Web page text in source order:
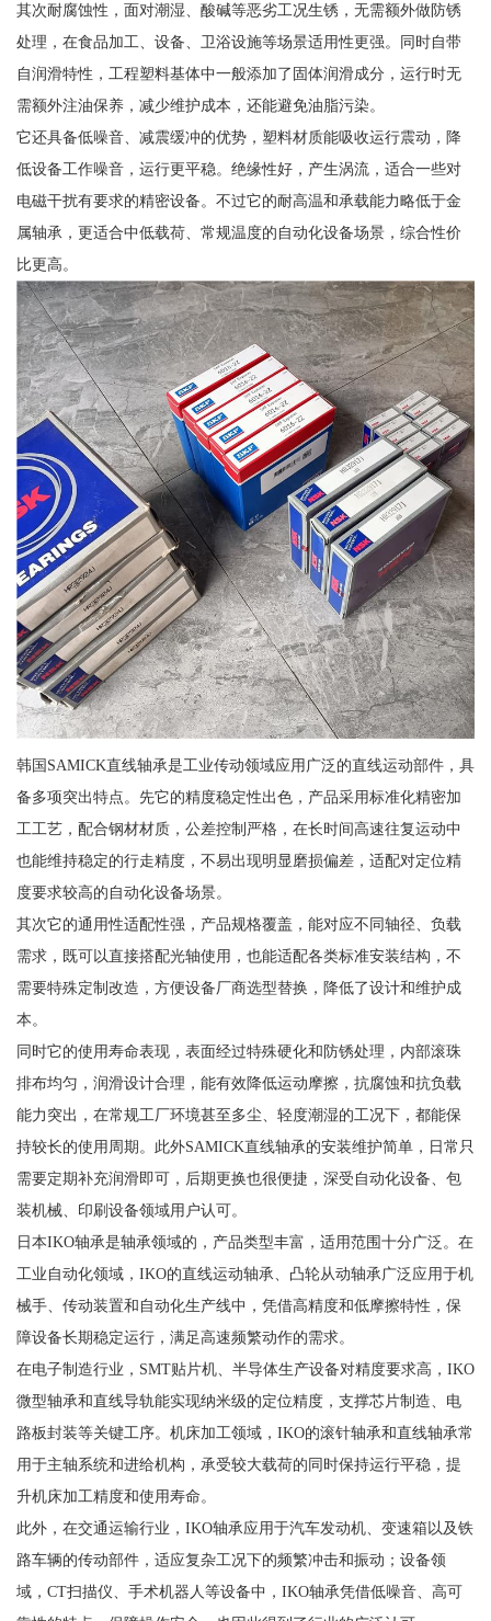
其次耐腐蚀性，面对潮湿、酸碱等恶劣工况生锈，无需额外做防锈
处理，在食品加工、设备、卫浴设施等场景适用性更强。同时自带
自润滑特性，工程塑料基体中一般添加了固体润滑成分，运行时无
需额外注油保养，减少维护成本，还能避免油脂污染。
它还具备低噪音、减震缓冲的优势，塑料材质能吸收运行震动，降
低设备工作噪音，运行更平稳。绝缘性好，产生涡流，适合一些对
电磁干扰有要求的精密设备。不过它的耐高温和承载能力略低于金
属轴承，更适合中低载荷、常规温度的自动化设备场景，综合性价
比更高。
韩国SAMICK直线轴承是工业传动领域应用广泛的直线运动部件，具
备多项突出特点。先它的精度稳定性出色，产品采用标准化精密加
工工艺，配合钢材材质，公差控制严格，在长时间高速往复运动中
也能维持稳定的行走精度，不易出现明显磨损偏差，适配对定位精
度要求较高的自动化设备场景。
其次它的通用性适配性强，产品规格覆盖，能对应不同轴径、负载
需求，既可以直接搭配光轴使用，也能适配各类标准安装结构，不
需要特殊定制改造，方便设备厂商选型替换，降低了设计和维护成
本。
同时它的使用寿命表现，表面经过特殊硬化和防锈处理，内部滚珠
排布均匀，润滑设计合理，能有效降低运动摩擦，抗腐蚀和抗负载
能力突出，在常规工厂环境甚至多尘、轻度潮湿的工况下，都能保
持较长的使用周期。此外SAMICK直线轴承的安装维护简单，日常只
需要定期补充润滑即可，后期更换也很便捷，深受自动化设备、包
装机械、印刷设备领域用户认可。
日本IKO轴承是轴承领域的，产品类型丰富，适用范围十分广泛。在
工业自动化领域，IKO的直线运动轴承、凸轮从动轴承广泛应用于机
械手、传动装置和自动化生产线中，凭借高精度和低摩擦特性，保
障设备长期稳定运行，满足高速频繁动作的需求。
在电子制造行业，SMT贴片机、半导体生产设备对精度要求高，IKO
微型轴承和直线导轨能实现纳米级的定位精度，支撑芯片制造、电
路板封装等关键工序。机床加工领域，IKO的滚针轴承和直线轴承常
用于主轴系统和进给机构，承受较大载荷的同时保持运行平稳，提
升机床加工精度和使用寿命。
此外，在交通运输行业，IKO轴承应用于汽车发动机、变速箱以及铁
路车辆的传动部件，适应复杂工况下的频繁冲击和振动；设备领
域，CT扫描仪、手术机器人等设备中，IKO轴承凭借低噪音、高可